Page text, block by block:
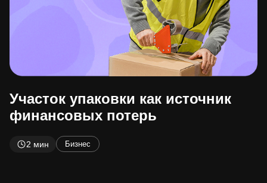
Участок упаковки как источник
финансовых потерь
2 мин Бизнес